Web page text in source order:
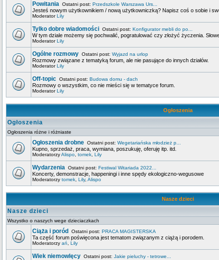
Powitania Ostatni post: Przedszkole Warszawa Urs...
Jesteś nowym użytkownikiem / nową użytkowniczką? Napisz coś o sobie i
ModeratorLily
Tylko dobre wiadomości Ostatni post: Konfigurator mebli do po...
W tym dziale możemy się pochwalić, pogratulować czy złożyć życzenia.
ModeratorLily
Ogólne rozmowy Ostatni post: Wyjazd na urlop
Rozmowy związane z tematyką forum, ale nie pasujące do innych działów.
ModeratorLily
Off-topic Ostatni post: Budowa domu - dach
Rozmowy o wszystkim, co nie mieści się w tematyce forum.
ModeratorLily
Ogłoszenia
Ogłoszenia
Ogłoszenia różne i różniaste
Ogłoszenia drobne Ostatni post: Wegetariańska młodzież p...
Kupno, sprzedaż, praca, wymiana, poszukuję, oferuję itp. itd.
ModeratorzyAlispo tomek Lily
Wydarzenia Ostatni post: Festiwal Witariada 2022...
Koncerty, demonstracje, happeningi i inne spędy ekologiczno-wegusowe
Moderatorzy tomek Lily, Alispo
Nasze dzieci
Nasze dzieci
Wszystko o naszych wege dzieciaczkach
Ciąża i poród Ostatni post: PRACA MAGISTERSKA
Ta część forum poświęcona jest tematom związanym z ciążą i porodem.
Moderatorzy ań Lily
Wiek niemowlęcy Ostatni post: Jakie pieluchy - tetrowe...